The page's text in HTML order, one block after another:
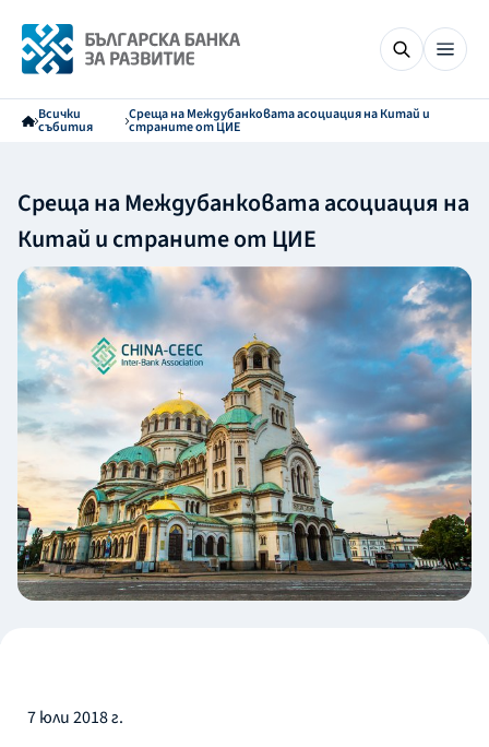
Всички
събития
Среща на Междубанковата асоциация на Китай и
страните от ЦИЕ
Среща на Междубанковата асоциация на
Китай и страните от ЦИЕ
7 юли 2018 г.